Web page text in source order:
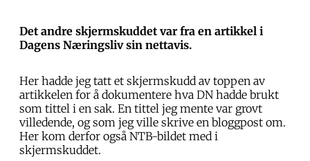
Det andre skjermskuddet var fra en artikkel i
Dagens Næringsliv sin nettavis.
Her hadde jeg tatt et skjermskudd av toppen av
artikkelen for å dokumentere hva DN hadde brukt
som tittel i en sak. En tittel jeg mente var grovt
villedende, og som jeg ville skrive en bloggpost om.
Her kom derfor også NTB-bildet med i
skjermskuddet.